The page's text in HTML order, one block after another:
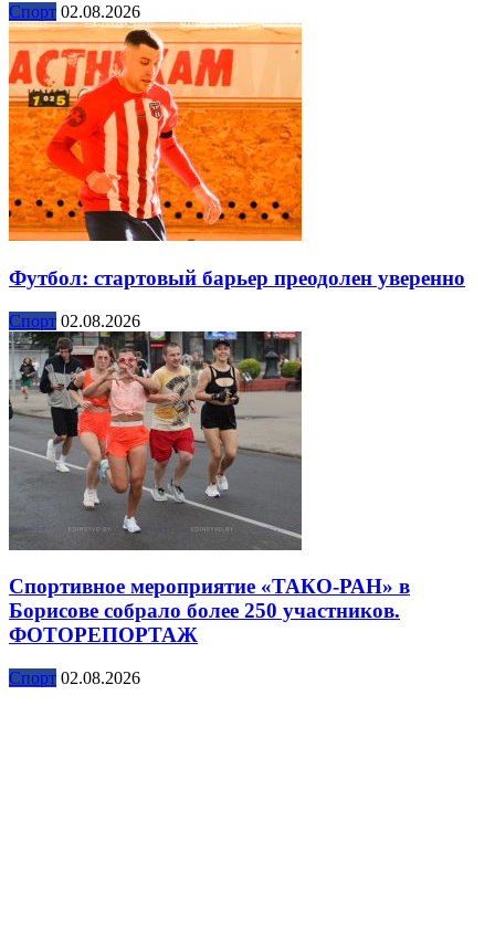
Спорт 02.08.2026
Футбол: стартовый барьер преодолен уверенно
Спорт 02.08.2026
Спортивное мероприятие «ТАКО-РАН» в
Борисове собрало более 250 участников.
ФОТОРЕПОРТАЖ
Спорт 02.08.2026